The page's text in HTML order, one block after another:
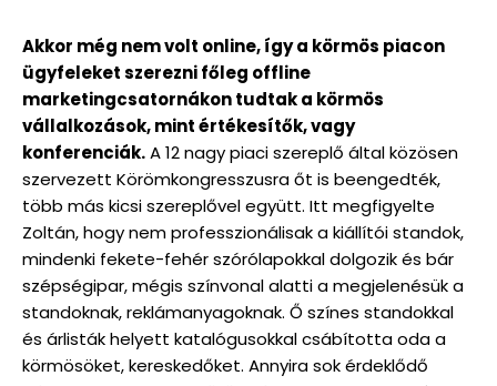
Akkor még nem volt online, így a körmös piacon
ügyfeleket szerezni főleg offline
marketingcsatornákon tudtak a körmös
vállalkozások, mint értékesítők, vagy
konferenciák.A 12 nagy piaci szereplő által közösen
szervezett Körömkongresszusra őt is beengedték,
több más kicsi szereplővel együtt. Itt megfigyelte
Zoltán, hogy nem professzionálisak a kiállítói standok,
mindenki fekete-fehér szórólapokkal dolgozik és bár
szépségipar, mégis színvonal alatti a megjelenésük a
standoknak, reklámanyagoknak. Ő színes standokkal
és árlisták helyett katalógusokkal csábította oda a
körmösöket, kereskedőket. Annyira sok érdeklődő